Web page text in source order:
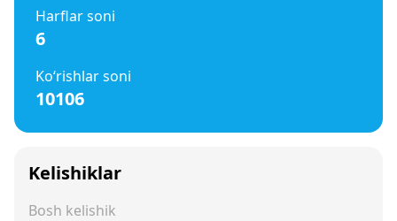
Harflar soni
6
Ko‘rishlar soni
10106
Kelishiklar
Bosh kelishik